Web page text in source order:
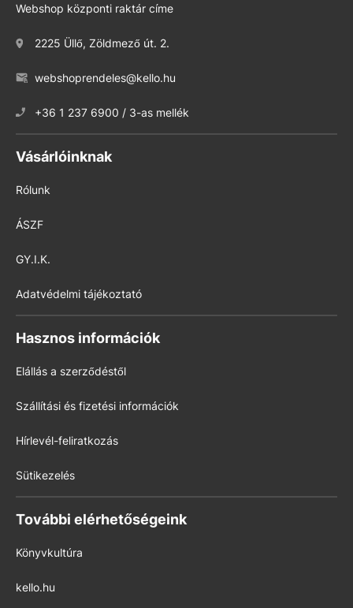
Webshop központi raktár címe
2225 Üllő, Zöldmező út. 2.
webshoprendeles@kello.hu
+36 1 237 6900 / 3-as mellék
Vásárlóinknak
Rólunk
ÁSZF
GY.I.K.
Adatvédelmi tájékoztató
Hasznos információk
Elállás a szerződéstől
Szállítási és fizetési információk
Hírlevél-feliratkozás
Sütikezelés
További elérhetőségeink
Könyvkultúra
kello.hu